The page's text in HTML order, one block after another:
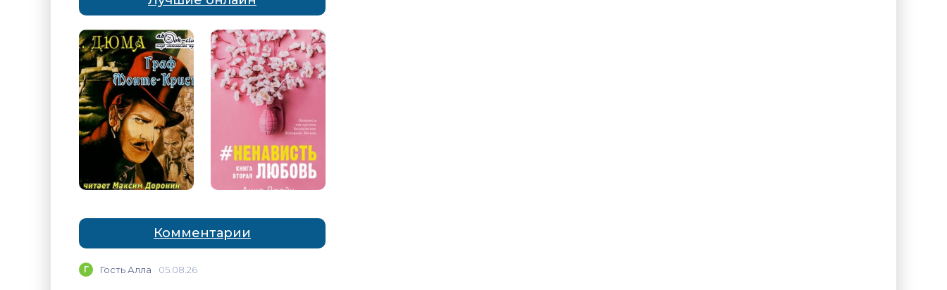
Комментарии
Г Гость Алла 05.08.26